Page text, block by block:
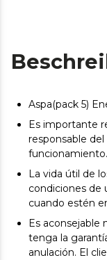
Aspa(pack 5)
Es importante
responsable
funcionamiento.
La vida útil de
condiciones de
cuando estén
Es aconsejable
tenga la
anulación. El